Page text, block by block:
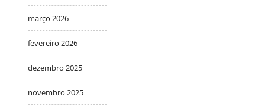
março 2026
fevereiro 2026
dezembro 2025
novembro 2025